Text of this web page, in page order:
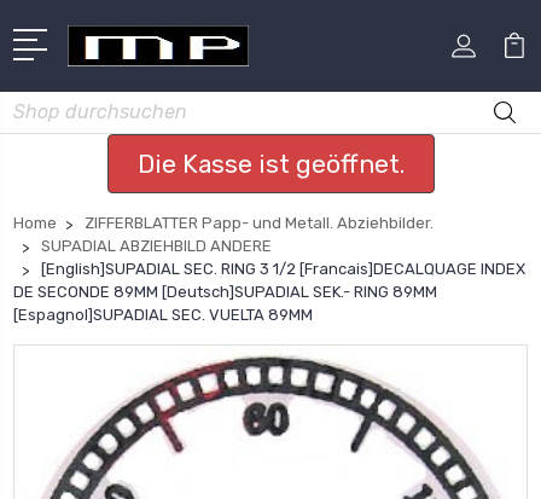
Suchen
Die Kasse ist geöffnet.
Home
ZIFFERBLATTER Papp- und Metall. Abziehbilder.
SUPADIAL ABZIEHBILD ANDERE
[English]SUPADIAL SEC. RING 3 1/2 [Francais]DECALQUAGE INDEX
DE SECONDE 89MM [Deutsch]SUPADIAL SEK.- RING 89MM
[Espagnol]SUPADIAL SEC. VUELTA 89MM